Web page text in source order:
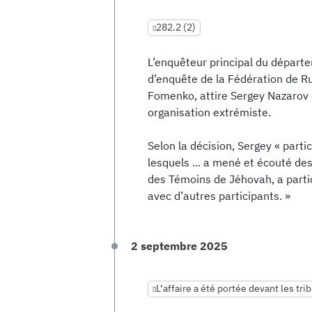
282.2 (2)
L’enquêteur principal du
d’enquête de la Fédération de
Fomenko, attire Sergey
organisation extrémiste.
Selon la décision, Sergey «
lesquels ... a mené et écouté
des Témoins de Jéhovah, a
avec d’autres participants. »
2 septembre 2025
L’affaire a été portée devant les